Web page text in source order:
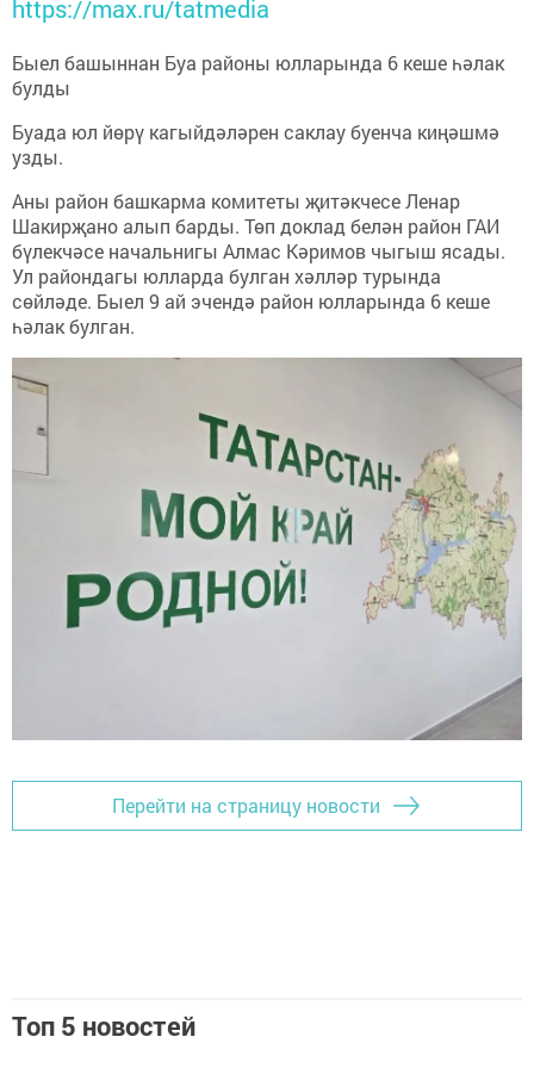
https://max.ru/tatmedia
Быел башыннан Буа районы юлларында 6 кеше һәлак
булды
Буада юл йөрү кагыйдәләрен саклау буенча киңәшмә
узды.
Аны район башкарма комитеты җитәкчесе Ленар
Шакирҗано алып барды. Төп доклад белән район ГАИ
бүлекчәсе начальнигы Алмас Кәримов чыгыш ясады.
Ул райондагы юлларда булган хәлләр турында
сөйләде. Быел 9 ай эчендә район юлларында 6 кеше
һәлак булган.
Перейти на страницу новости
Топ 5 новостей